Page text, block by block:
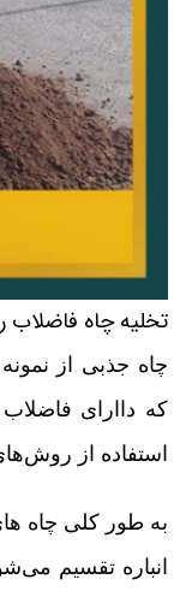
تخلیه چاه فاضلاب
چاه جذبی از
که داارای
استفاده از
انباره تقسیم